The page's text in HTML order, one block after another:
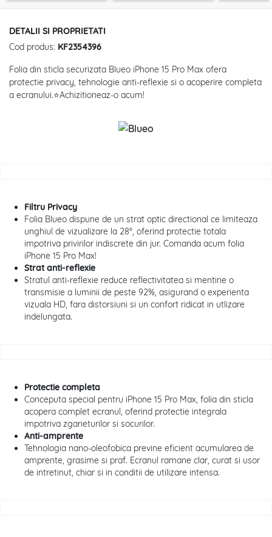
DETALII SI PROPRIETATI
Cod produs: KF2354396
Folia din sticla securizata Blueo iPhone 15 Pro Max ofera
protectie privacy, tehnologie anti-reflexie si o acoperire completa
a ecranului.⭐Achizitioneaz-o acum!
Filtru Privacy
Folia Blueo dispune de un strat optic directional ce limiteaza
unghiul de vizualizare la 28°, oferind protectie totala
impotriva privirilor indiscrete din jur. Comanda acum folia
iPhone 15 Pro Max!
Strat anti-reflexie
Stratul anti-reflexie reduce reflectivitatea si mentine o
transmisie a luminii de peste 92%, asigurand o experienta
vizuala HD, fara distorsiuni si un confort ridicat in utlizare
indelungata.
Protectie completa
Conceputa special pentru iPhone 15 Pro Max, folia din sticla
acopera complet ecranul, oferind protectie integrala
impotriva zgarieturilor si socurilor.
Anti-amprente
Tehnologia nano-oleofobica previne eficient acumularea de
amprente, grasime si praf. Ecranul ramane clar, curat si usor
de intretinut, chiar si in conditii de utilizare intensa.